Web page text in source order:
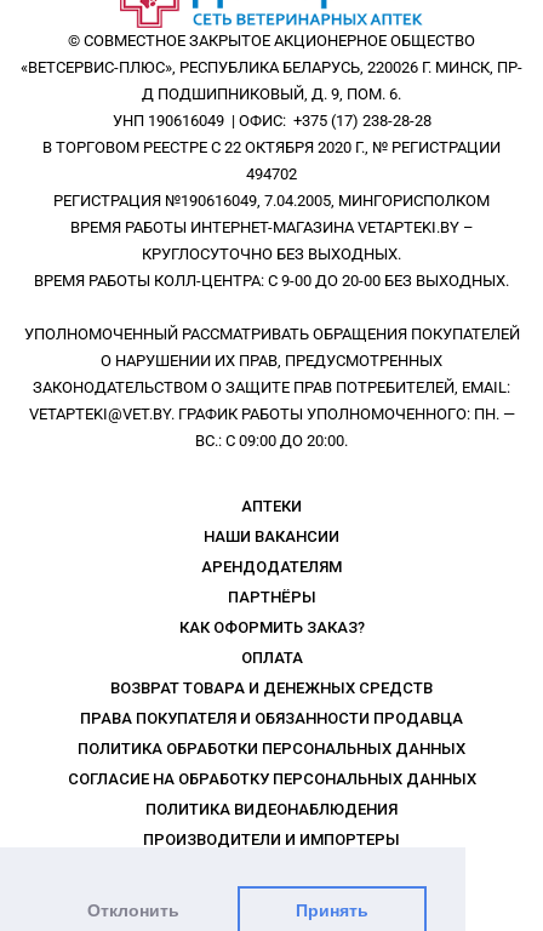
Отклонить Принять
© СОВМЕСТНОЕ ЗАКРЫТОЕ АКЦИОНЕРНОЕ ОБЩЕСТВО
«ВЕТСЕРВИС-ПЛЮС», РЕСПУБЛИКА БЕЛАРУСЬ, 220026 Г. МИНСК, ПР-
Д ПОДШИПНИКОВЫЙ, Д. 9, ПОМ. 6.
УНП 190616049 | ОФИС: +375 (17) 238-28-28
В ТОРГОВОМ РЕЕСТРЕ С 22 ОКТЯБРЯ 2020 Г., № РЕГИСТРАЦИИ
494702
РЕГИСТРАЦИЯ №190616049, 7.04.2005, МИНГОРИСПОЛКОМ
ВРЕМЯ РАБОТЫ ИНТЕРНЕТ-МАГАЗИНА VETAPTEKI.BY –
КРУГЛОСУТОЧНО БЕЗ ВЫХОДНЫХ.
ВРЕМЯ РАБОТЫ КОЛЛ-ЦЕНТРА: С 9-00 ДО 20-00 БЕЗ ВЫХОДНЫХ.
УПОЛНОМОЧЕННЫЙ РАССМАТРИВАТЬ ОБРАЩЕНИЯ ПОКУПАТЕЛЕЙ
О НАРУШЕНИИ ИХ ПРАВ, ПРЕДУСМОТРЕННЫХ
ЗАКОНОДАТЕЛЬСТВОМ О ЗАЩИТЕ ПРАВ ПОТРЕБИТЕЛЕЙ, EMAIL:
VETAPTEKI@VET.BY. ГРАФИК РАБОТЫ УПОЛНОМОЧЕННОГО: ПН. —
ВС.: С 09:00 ДО 20:00.
АПТЕКИ
НАШИ ВАКАНСИИ
АРЕНДОДАТЕЛЯМ
ПАРТНЁРЫ
КАК ОФОРМИТЬ ЗАКАЗ?
ОПЛАТА
ВОЗВРАТ ТОВАРА И ДЕНЕЖНЫХ СРЕДСТВ
ПРАВА ПОКУПАТЕЛЯ И ОБЯЗАННОСТИ ПРОДАВЦА
ПОЛИТИКА ОБРАБОТКИ ПЕРСОНАЛЬНЫХ ДАННЫХ
СОГЛАСИЕ НА ОБРАБОТКУ ПЕРСОНАЛЬНЫХ ДАННЫХ
ПОЛИТИКА ВИДЕОНАБЛЮДЕНИЯ
ПРОИЗВОДИТЕЛИ И ИМПОРТЕРЫ
ПРАВИЛА ПРОГРАММЫ ЛОЯЛЬНОСТИ